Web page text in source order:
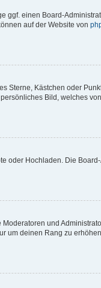
ggf. einen Board-
auf der Website von
Sterne, Kästchen oder
Bild, welches
oder Hochladen. Die
und
um deinen Rang zu